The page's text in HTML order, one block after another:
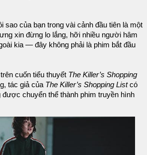
sao của bạn trong vài cảnh đầu tiên là một
xin đừng lo lắng, hỡi nhiều người hâm
kia — đây không phải là phim bắt đầu
cuốn tiểu thuyết The Killer’s Shopping
tác giả của The Killer’s Shopping Listcó
chuyển thể thành phim truyền hình